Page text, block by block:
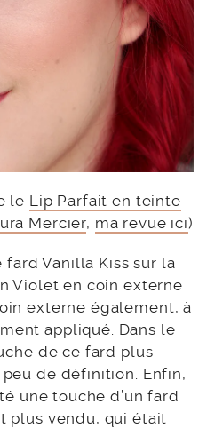
le Lip Parfait en teinte
Mercier, ma revue ici)
Vanilla Kiss sur la
Violet en coin externe
externe également, à
appliqué. Dans le
de ce fard plus
de définition. Enfin,
une touche d’un fard
plus vendu, qui était